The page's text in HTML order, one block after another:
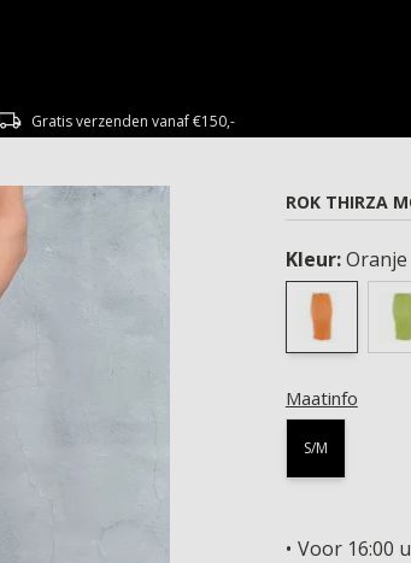
Gratis verzenden vanaf €150,-
ROK THIRZA
Kleur:Oranje
Maatinfo
S/M
Voor 16:00